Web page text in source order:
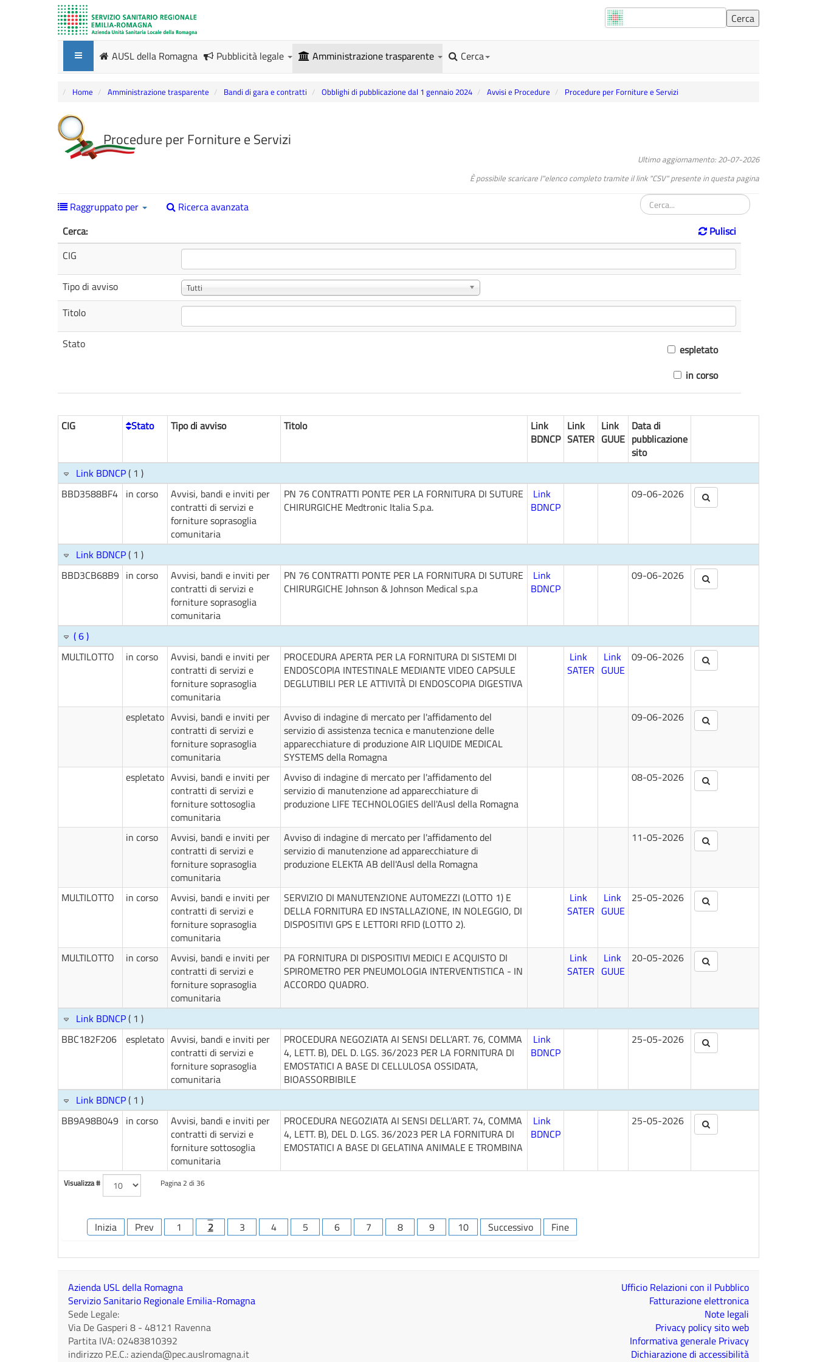
AUSL della Romagna Pubblicità legale Amministrazione trasparente Cerca
Home Amministrazione trasparente Bandi di gara e contratti Obblighi di pubblicazione dal 1 gennaio 2024 Avvisi e Procedure Procedure per Forniture e Servizi
Procedure per Forniture e Servizi
Ultimo aggiornamento: 20-07-2026
È possibile scaricare l"elenco completo tramite il link "CSV" presente in questa pagina
Raggruppato per
Ricerca avanzata
Cerca:
Pulisci
CIG
Tipo di avviso Tutti
Titolo
Stato
espletato
in corso
CIG Stato Tipo di avviso Titolo
Link
BDNCP
Link
SATER
Link
GUUE
Data di
pubblicazione
sito
Visualizza # Pagina 2 di 36
Inizia Prev 1 2 3 4 5 6 7 8 9 10 Successivo Fine
Link BDNCP( 1 )
BBD3588BF4 in corso
Avvisi, bandi e inviti per
contratti di servizi e
forniture soprasoglia
comunitaria
PN 76 CONTRATTI PONTE PER LA FORNITURA DI SUTURE
CHIRURGICHE Medtronic Italia S.p.a.
Link
BDNCP
09-06-2026
Link BDNCP( 1 )
BBD3CB68B9 in corso
Avvisi, bandi e inviti per
contratti di servizi e
forniture soprasoglia
comunitaria
PN 76 CONTRATTI PONTE PER LA FORNITURA DI SUTURE
CHIRURGICHE Johnson & Johnson Medical s.p.a
Link
BDNCP
09-06-2026
( 6 )
MULTILOTTO
in corso
Avvisi, bandi e inviti per
contratti di servizi e
forniture soprasoglia
comunitaria
PROCEDURA APERTA PER LA FORNITURA DI SISTEMI DI
ENDOSCOPIA INTESTINALE MEDIANTE VIDEO CAPSULE
DEGLUTIBILI PER LE ATTIVITÀ DI ENDOSCOPIA DIGESTIVA
Link
SATER
Link
GUUE
09-06-2026
espletato Avvisi, bandi e inviti per
contratti di servizi e
forniture soprasoglia
comunitaria
Avviso di indagine di mercato per l'affidamento del
servizio di assistenza tecnica e manutenzione delle
apparecchiature di produzione AIR LIQUIDE MEDICAL
SYSTEMS della Romagna
09-06-2026
espletato Avvisi, bandi e inviti per
contratti di servizi e
forniture sottosoglia
comunitaria
Avviso di indagine di mercato per l'affidamento del
servizio di manutenzione ad apparecchiature di
produzione LIFE TECHNOLOGIES dell'Ausl della Romagna
08-05-2026
in corso
Avvisi, bandi e inviti per
contratti di servizi e
forniture soprasoglia
comunitaria
Avviso di indagine di mercato per l'affidamento del
servizio di manutenzione ad apparecchiature di
produzione ELEKTA AB dell'Ausl della Romagna
11-05-2026
MULTILOTTO in corso
Avvisi, bandi e inviti per
contratti di servizi e
forniture soprasoglia
comunitaria
SERVIZIO DI MANUTENZIONE AUTOMEZZI (LOTTO 1) E
DELLA FORNITURA ED INSTALLAZIONE, IN NOLEGGIO, DI
DISPOSITIVI GPS E LETTORI RFID (LOTTO 2).
Link
SATER
Link
GUUE
25-05-2026
MULTILOTTO in corso
Avvisi, bandi e inviti per
contratti di servizi e
forniture soprasoglia
comunitaria
PA FORNITURA DI DISPOSITIVI MEDICI E ACQUISTO DI
SPIROMETRO PER PNEUMOLOGIA INTERVENTISTICA - IN
ACCORDO QUADRO.
Link
SATER
Link
GUUE
20-05-2026
Link BDNCP( 1 )
BBC182F206
espletato Avvisi, bandi e inviti per
contratti di servizi e
forniture soprasoglia
comunitaria
PROCEDURA NEGOZIATA AI SENSI DELL’ART. 76, COMMA
4, LETT. B), DEL D. LGS. 36/2023 PER LA FORNITURA DI
EMOSTATICI A BASE DI CELLULOSA OSSIDATA,
BIOASSORBIBILE
Link
BDNCP
25-05-2026
Link BDNCP( 1 )
BB9A98B049 in corso
Avvisi, bandi e inviti per
contratti di servizi e
forniture sottosoglia
comunitaria
PROCEDURA NEGOZIATA AI SENSI DELL’ART. 74, COMMA
4, LETT. B), DEL D. LGS. 36/2023 PER LA FORNITURA DI
EMOSTATICI A BASE DI GELATINA ANIMALE E TROMBINA
Link
BDNCP
25-05-2026
Azienda USL della Romagna
Servizio Sanitario Regionale Emilia-Romagna
Sede Legale:
Via De Gasperi 8 - 48121 Ravenna
Partita IVA:02483810392
indirizzo P.E.C.:azienda@pec.auslromagna.it
Ufficio Relazioni con il Pubblico
Fatturazione elettronica
Note legali
Privacy policy sito web
Informativa generale Privacy
Dichiarazione di accessibilità